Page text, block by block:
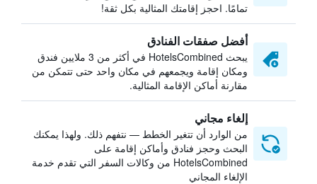
تمامًا. احجز إقامتك المثالية بكل ثقة!
أفضل صفقات الفنادق
يبحث HotelsCombined في أكثر من 3 ملايين فندق
ومكان إقامة ويجمعهم في مكان واحد حتى تتمكن من
مقارنة أماكن الإقامة المثالية.
إلغاء مجاني
من الوارد أن تتغير الخطط — نتفهم ذلك. ولهذا يمكنك
البحث وحجز فنادق وأماكن إقامة على
HotelsCombined من وكالات السفر التي تقدم خدمة
الإلغاء المجاني